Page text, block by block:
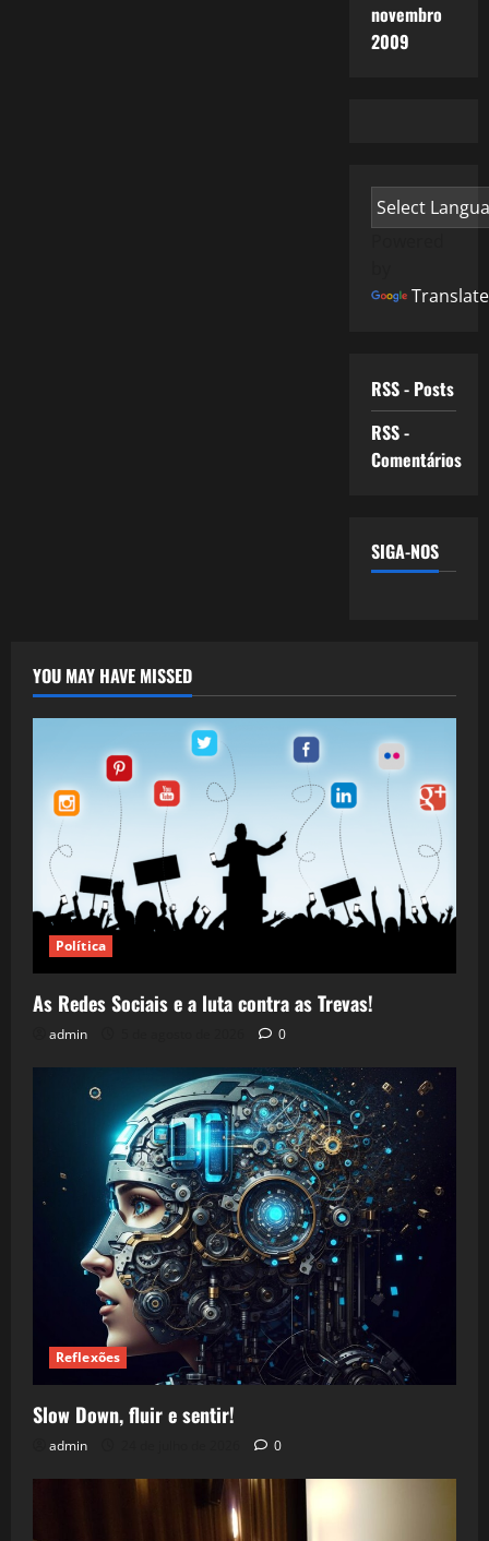
novembro
2009
Translate
RSS - Posts
RSS -
Comentários
SIGA-NOS
YOU MAY HAVE MISSED
Política
As Redes Sociais e a luta contra as Trevas!
admin 0
Reflexões
Slow Down, fluir e sentir!
admin 0